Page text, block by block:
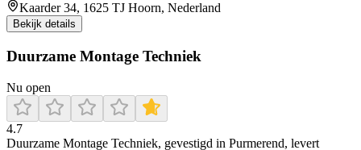
Kaarder 34, 1625 TJ Hoorn, Nederland
Bekijk details
Duurzame Montage Techniek
Nu open
4.7
Duurzame Montage Techniek, gevestigd in Purmerend, levert